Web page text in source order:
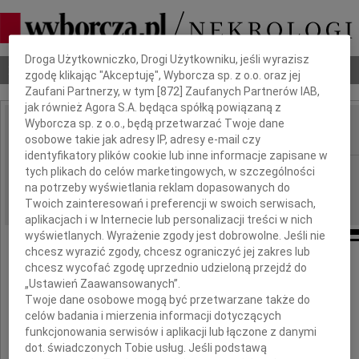
Nekrologi Odeszli Poradnik pogrzebowy
IMIĘ I NAZWISKO:
REGION: cała Polska
DATA EMISJI: 05.01.2010
Naszej Szefowej
Małgorzacie Makulskiej
i Jej Rodzinie
Dbamy o Twoją prywatność
Droga Użytkowniczko, Drogi Użytkowniku, jeśli wyrazisz
zgodę klikając "Akceptuję", Wyborcza sp. z o.o. oraz jej
Zaufani Partnerzy, w tym [872 ] Zaufanych Partnerów IAB,
jak również Agora S.A. będąca spółką powiązaną z
Wyborcza sp. z o.o., będą przetwarzać Twoje dane
osobowe takie jak adresy IP, adresy e-mail czy
identyfikatory plików cookie lub inne informacje zapisane w
tych plikach do celów marketingowych, w szczególności
na potrzeby wyświetlania reklam dopasowanych do
Twoich zainteresowań i preferencji w swoich serwisach,
aplikacjach i w Internecie lub personalizacji treści w nich
wyświetlanych. Wyrażenie zgody jest dobrowolne. Jeśli nie
chcesz wyrazić zgody, chcesz ograniczyć jej zakres lub
chcesz wycofać zgodę uprzednio udzieloną przejdź do
„Ustawień Zaawansowanych”.
Twoje dane osobowe mogą być przetwarzane także do
celów badania i mierzenia informacji dotyczących
funkcjonowania serwisów i aplikacji lub łączone z danymi
dot. świadczonych Tobie usług. Jeśli podstawą